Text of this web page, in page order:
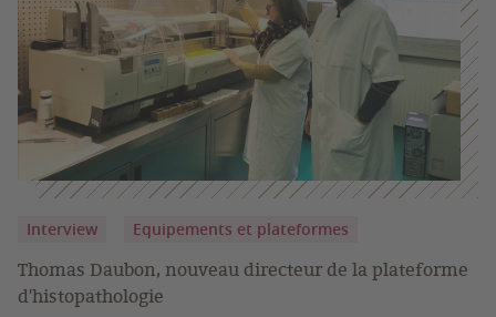
Interview Equipements et plateformes
Thomas Daubon, nouveau directeur de la plateforme
d'histopathologie